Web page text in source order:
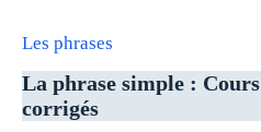
Les phrases
La phrase simple :
corrigés